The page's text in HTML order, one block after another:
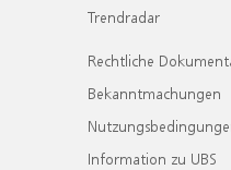
Trendradar
Rechtliche
Bekanntmachungen
Information zu UBS